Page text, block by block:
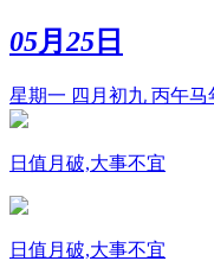
05月 25 日
星期一 四月初九 丙午马
日值月破,大事不宜
日值月破,大事不宜